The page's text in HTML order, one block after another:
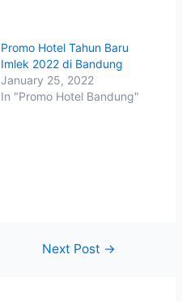
Promo Hotel Tahun Baru
Imlek 2022 di Bandung
January 25, 2022
In "Promo Hotel Bandung"
Next Post →